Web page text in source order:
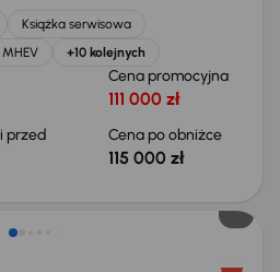
Książka serwisowa
MHEV +10 kolejnych
Cena promocyjna
111 000 zł
przed
Cena po obniżce
115 000 zł